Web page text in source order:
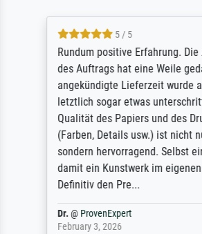
5 / 5
Rundum positive Erfahrung.
des Auftrags hat eine Weile
angekündigte Lieferzeit wurde
letztlich sogar etwas
Qualität des Papiers und des
(Farben, Details usw.) ist nicht
sondern hervorragend. Selbst
damit ein Kunstwerk im
Definitiv den Pre...
Dr.@ ProvenExpert
February 3, 2026